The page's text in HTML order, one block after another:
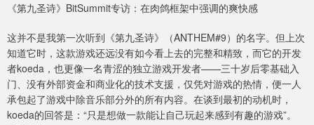
《第九圣诗》BitSummit专访：在肉鸽框架中强调的爽快感
这并不是我第一次听到《第九圣诗》（ANTHEM#9）的名字。但上次
知道它时，这款游戏还远没有如今看上去的完整和精致，而它的开发
者koeda，也更像一名青涩的独立游戏开发者——三十岁后零基础入
门、没有外部资金和商业化的技术支援，仅凭对游戏的热情，便一人
承包起了游戏中除音乐部分外的所有内容。在谈到最初的动机时，
koeda的回答是：“只是想做一款能让自己玩起来感到有趣的游戏”。